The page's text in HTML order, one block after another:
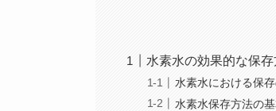
水素水の効果的な保
水素水における保
水素水保存方法の